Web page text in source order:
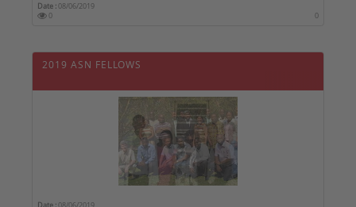
Date :08/06/2019
0
0
2019 ASN FELLOWS